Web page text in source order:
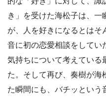
き」を受けた海松子は、一
が、人を好きになるとはそ
音に初の恋愛相談をしてい
気持ちについて考えている
た。そして再び、奏樹が海
た瞬間にも、バチッという